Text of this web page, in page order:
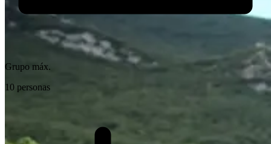
Grupo máx.
10 personas